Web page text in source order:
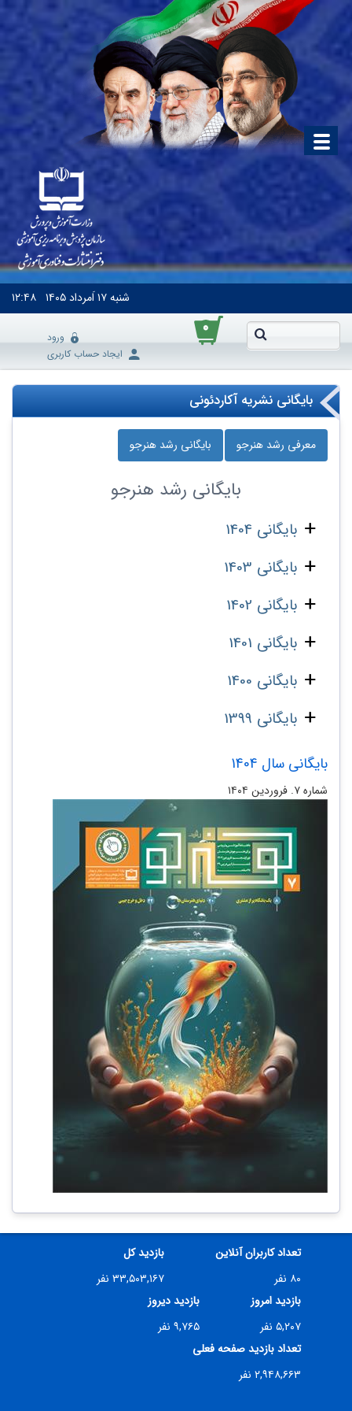
شنبه۱۷ اَمرداد ۱۴۰۵ ۱۲:۴۸
۰
ورود
ایجاد حساب کاربری
بایگانی نشریه آکاردئونی
معرفی رشد هنرجو بایگانی رشد هنرجو
بایگانی رشد هنرجو
بایگانی 1404
بایگانی 1403
بایگانی 1402
بایگانی 1401
بایگانی 1400
بایگانی 1399
بایگانی سال 1404
شماره ۷. فروردین ۱۴۰۴
تعداد کاربران آنلاین
۸۰ نفر
بازدید کل
۳۳,۵۰۳,۱۶۷ نفر
بازدید امروز
۵,۲۰۷ نفر
بازدید دیروز
۹,۷۶۵ نفر
تعداد بازدید صفحه فعلی
۲,۹۴۸,۶۶۳ نفر